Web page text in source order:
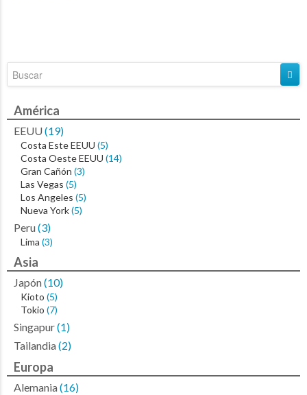
América
EEUU(19)
Costa Este EEUU (5)
Costa Oeste EEUU (14)
Gran Cañón (3)
Las Vegas (5)
Los Angeles (5)
Nueva York(5)
Peru(3)
Lima (3)
Asia
Japón(10)
Kioto (5)
Tokio (7)
Singapur(1)
Tailandia(2)
Europa
Alemania(16)